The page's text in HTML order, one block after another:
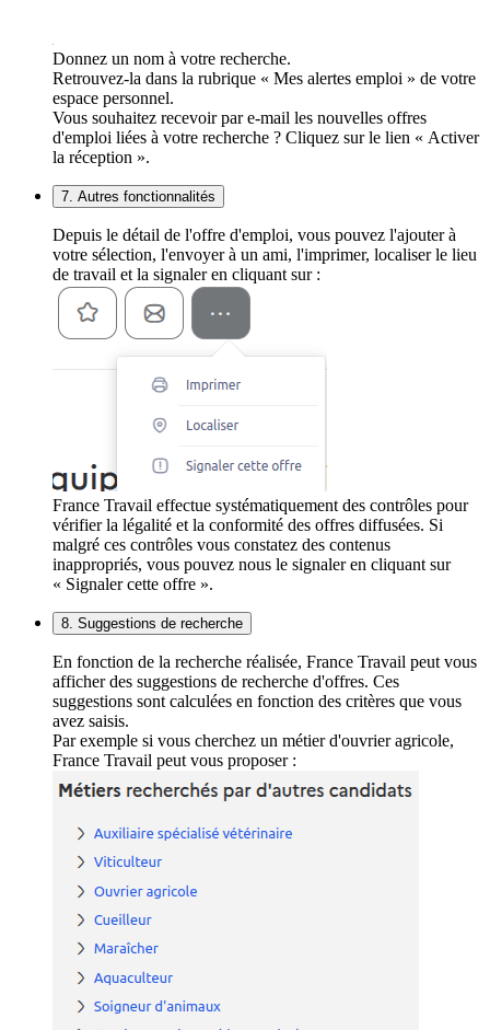
Donnez un nom à votre recherche.
Retrouvez-la dans la rubrique « Mes alertes emploi » de votre
espace personnel.
Vous souhaitez recevoir par e-mail les nouvelles offres
d'emploi liées à votre recherche ? Cliquez sur le lien « Activer
la réception ».
7. Autres fonctionnalités
Depuis le détail de l'offre d'emploi, vous pouvez l'ajouter à
votre sélection, l'envoyer à un ami, l'imprimer, localiser le lieu
de travail et la signaler en cliquant sur :
France Travail effectue systématiquement des contrôles pour
vérifier la légalité et la conformité des offres diffusées. Si
malgré ces contrôles vous constatez des contenus
inappropriés, vous pouvez nous le signaler en cliquant sur
« Signaler cette offre ».
8. Suggestions de recherche
En fonction de la recherche réalisée, France Travail peut vous
afficher des suggestions de recherche d'offres. Ces
suggestions sont calculées en fonction des critères que vous
avez saisis.
Par exemple si vous cherchez un métier d'ouvrier agricole,
France Travail peut vous proposer :